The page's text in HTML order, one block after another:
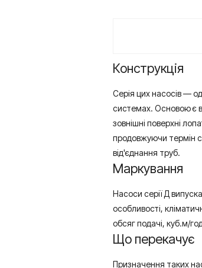
Конструкція
Серія цих насосів —
системах. Основою є
зовнішні поверхні
продовжуючи термін
від'єднання труб.
Маркування
Насоси серії Д
особливості,
обсяг подачі, куб.м/
Що перекачує
Призначення таких